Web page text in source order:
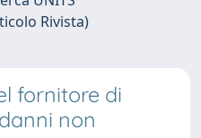
Rivista)
fornitore di
non